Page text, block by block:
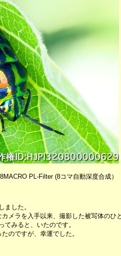
PL-Filter (8コマ自動深度合成）
ました。
メラを入手以来、撮影した被写体のひ
みると、いたのです。
のですが、幸運でした。